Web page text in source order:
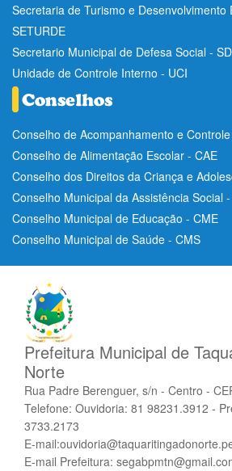
Secretaria de Turismo e Desenvolvimento
SETURDE
Secretario Municipal de Defesa Social -
Unidade de Controle Interno - UCI
Conselho de Acompanhamento e
Conselho de Alimentação Escolar - CAE
Conselho dos Direitos da Criança e
Conselho Municipal da Assistência Social
Conselho Municipal de Educação - CME
Conselho Municipal de Saúde - CMS
Prefeitura Municipal de
Norte
Rua Padre Berenguer, s/n - Centro -
Telefone: Ouvidoria: 81 98231.3912 -
3733.2173
E-
E-mail Prefeitura: